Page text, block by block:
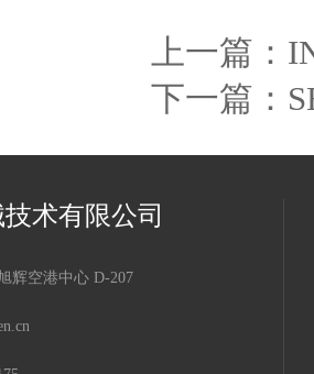
上一篇：
下一篇：
术有限公司
辉空港中心 D-207